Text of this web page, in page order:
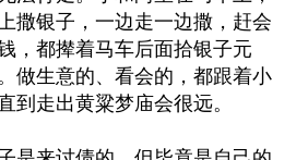
撒银子，一边走一边撒，赶会
，都撵着马车后面拾银子元
做生意的、看会的，都跟着小
到走出黄粱梦庙会很远。